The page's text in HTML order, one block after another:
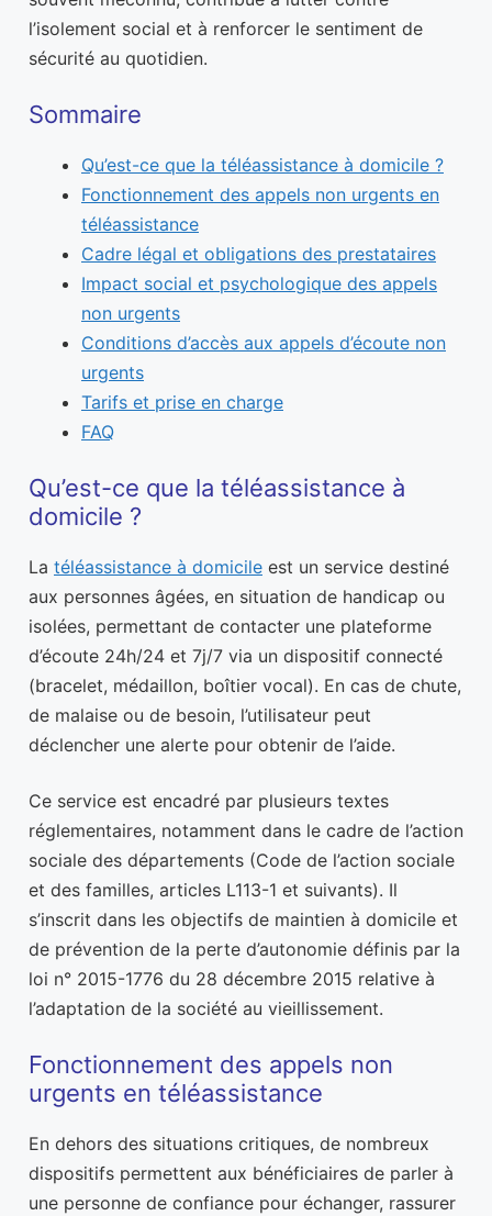
l’isolement social et à renforcer le sentiment de
sécurité au quotidien.
Sommaire
Qu’est-ce que la téléassistance à domicile ?
Fonctionnement des appels non urgents en
téléassistance
Cadre légal et obligations des prestataires
Impact social et psychologique des appels
non urgents
Conditions d’accès aux appels d’écoute non
urgents
Tarifs et prise en charge
FAQ
Qu’est-ce que la téléassistance à
domicile ?
La téléassistance à domicile est un service destiné
aux personnes âgées, en situation de handicap ou
isolées, permettant de contacter une plateforme
d’écoute 24h/24 et 7j/7 via un dispositif connecté
(bracelet, médaillon, boîtier vocal). En cas de chute,
de malaise ou de besoin, l’utilisateur peut
déclencher une alerte pour obtenir de l’aide.
Ce service est encadré par plusieurs textes
réglementaires, notamment dans le cadre de l’action
sociale des départements (Code de l’action sociale
et des familles, articles L113-1 et suivants). Il
s’inscrit dans les objectifs de maintien à domicile et
de prévention de la perte d’autonomie définis par la
loi n° 2015-1776 du 28 décembre 2015 relative à
l’adaptation de la société au vieillissement.
Fonctionnement des appels non
urgents en téléassistance
En dehors des situations critiques, de nombreux
dispositifs permettent aux bénéficiaires de parler à
une personne de confiance pour échanger, rassurer